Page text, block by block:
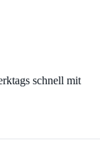
schnell mit